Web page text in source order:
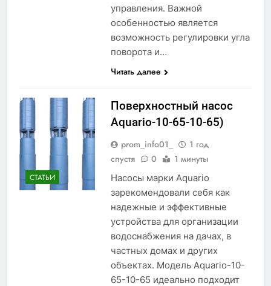
управления. Важной
особенностью является
возможность регулировки угла
поворота и…
Читать далее
СТАТЬИ
Поверхностный насос
Aquario-10-65-10-65)
prom_info01_
1 год
спустя
0 1 минуты
Насосы марки Aquario
зарекомендовали себя как
надежные и эффективные
устройства для организации
водоснабжения на дачах, в
частных домах и других
объектах. Модель Aquario-10-
65-10-65 идеально подходит